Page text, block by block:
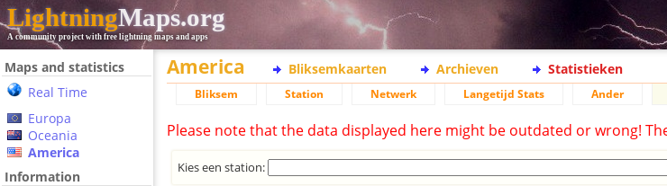
LightningMaps.org
A community project with free lightning maps and apps
Maps and statistics
Real Time
Europa
Oceania
America
Information
America Bliksemkaarten Archieven Statistieken
Bliksem Station Netwerk Langetijd Stats Ander
Please note that the data displayed here might be outdated or wrong!
Kies een station: